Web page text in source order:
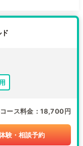
ース料金 18,700円
験・相談予約